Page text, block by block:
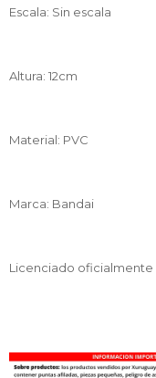
Escala: Sin escala
Altura: 12cm
Material: PVC
Marca: Bandai
Licenciado oficialmente